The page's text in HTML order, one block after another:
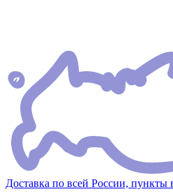
Доставка по всей России,